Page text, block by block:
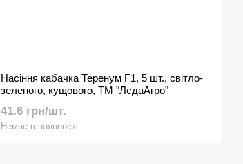
Насіння кабачка Теренум F1, 5 шт., світло-
зеленого, кущового, ТМ "ЛєдаАгро"
41.6 грн/шт.
Немає в наявності